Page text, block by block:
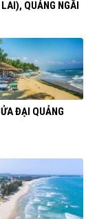
QUẢNG NGÃI
ĐẠI QUẢNG